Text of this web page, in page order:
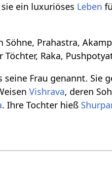
ein luxuriöses Leben
Prahastra,
Raka,
Frau genannt. Sie
Vishrava, deren
. Ihre Tochter hieß